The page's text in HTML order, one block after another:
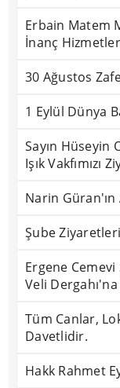
Erbain Matem
İnanç
30 Ağustos
1 Eylül Dünya
Sayın Hüseyin
Işık Vakfımızı
Narin Güran'ın
Şube
Ergene
Veli
Tüm Canlar,
Davetlidir.
Hakk Rahmet